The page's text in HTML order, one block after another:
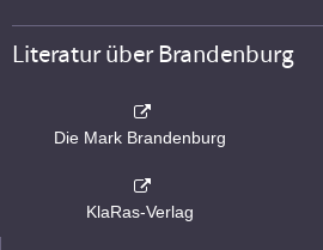
Literatur über Brandenburg
Die Mark Brandenburg
KlaRas-Verlag